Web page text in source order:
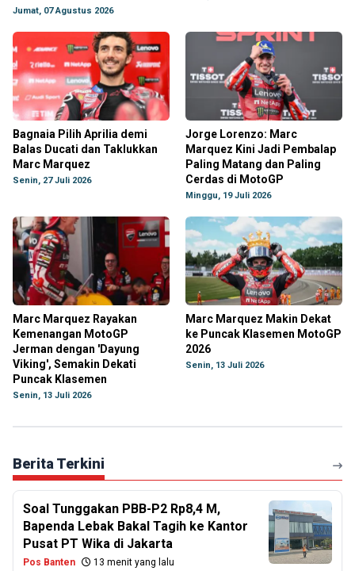
Jumat, 07 Agustus 2026
Bagnaia Pilih Aprilia demi
Balas Ducati dan Taklukkan
Marc Marquez
Senin, 27 Juli 2026
Jorge Lorenzo: Marc
Marquez Kini Jadi Pembalap
Paling Matang dan Paling
Cerdas di MotoGP
Minggu, 19 Juli 2026
Marc Marquez Rayakan
Kemenangan MotoGP
Jerman dengan 'Dayung
Viking', Semakin Dekati
Puncak Klasemen
Senin, 13 Juli 2026
Marc Marquez Makin Dekat
ke Puncak Klasemen MotoGP
2026
Senin, 13 Juli 2026
Berita Terkini
Soal Tunggakan PBB-P2 Rp8,4 M,
Bapenda Lebak Bakal Tagih ke Kantor
Pusat PT Wika di Jakarta
Pos Banten 13 menit yang lalu